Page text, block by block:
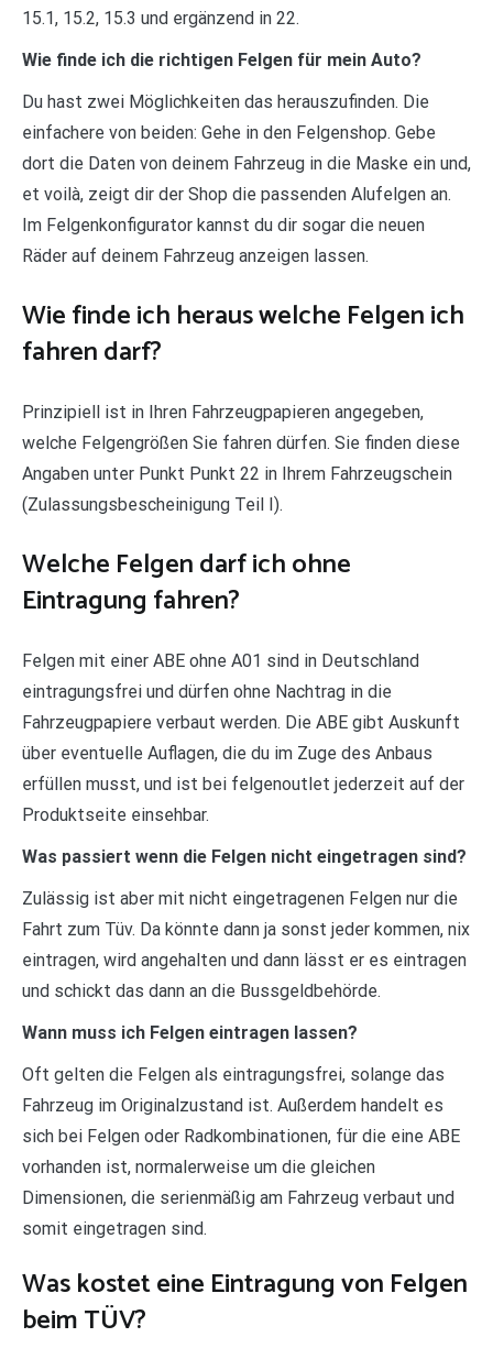
15.1, 15.2, 15.3 und ergänzend in 22.
Wie finde ich die richtigen Felgen für mein Auto?
Du hast zwei Möglichkeiten das herauszufinden. Die
einfachere von beiden: Gehe in den Felgenshop. Gebe
dort die Daten von deinem Fahrzeug in die Maske ein und,
et voilà, zeigt dir der Shop die passenden Alufelgen an.
Im Felgenkonfigurator kannst du dir sogar die neuen
Räder auf deinem Fahrzeug anzeigen lassen.
Wie finde ich heraus welche Felgen ich
fahren darf?
Prinzipiell ist in Ihren Fahrzeugpapieren angegeben,
welche Felgengrößen Sie fahren dürfen. Sie finden diese
Angaben unter Punkt Punkt 22 in Ihrem Fahrzeugschein
(Zulassungsbescheinigung Teil I).
Welche Felgen darf ich ohne
Eintragung fahren?
Felgen mit einer ABE ohne A01 sind in Deutschland
eintragungsfrei und dürfen ohne Nachtrag in die
Fahrzeugpapiere verbaut werden. Die ABE gibt Auskunft
über eventuelle Auflagen, die du im Zuge des Anbaus
erfüllen musst, und ist bei felgenoutlet jederzeit auf der
Produktseite einsehbar.
Was passiert wenn die Felgen nicht eingetragen sind?
Zulässig ist aber mit nicht eingetragenen Felgen nur die
Fahrt zum Tüv. Da könnte dann ja sonst jeder kommen, nix
eintragen, wird angehalten und dann lässt er es eintragen
und schickt das dann an die Bussgeldbehörde.
Wann muss ich Felgen eintragen lassen?
Oft gelten die Felgen als eintragungsfrei, solange das
Fahrzeug im Originalzustand ist. Außerdem handelt es
sich bei Felgen oder Radkombinationen, für die eine ABE
vorhanden ist, normalerweise um die gleichen
Dimensionen, die serienmäßig am Fahrzeug verbaut und
somit eingetragen sind.
Was kostet eine Eintragung von Felgen
beim TÜV?